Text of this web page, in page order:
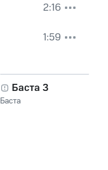
2:16
1:59
Баста 3
Баста